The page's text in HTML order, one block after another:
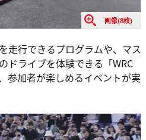
画像(8枚)
走行できるプログラムや、マス
ドライブを体験できる「WRC
参加者が楽しめるイベントが実